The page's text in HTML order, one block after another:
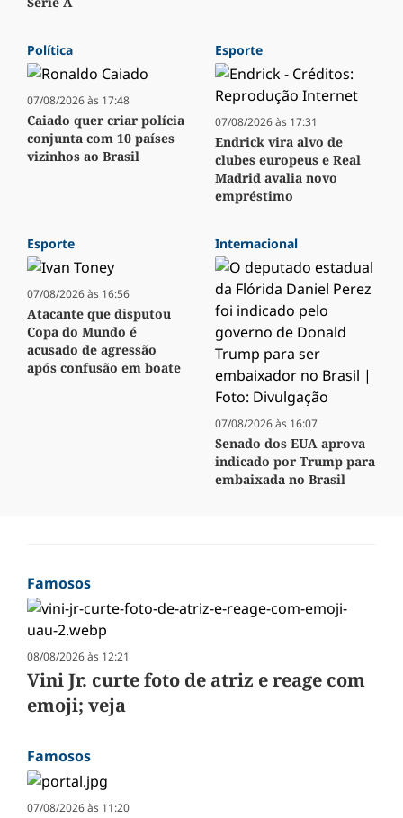
Política
07/08/2026 às 17:48
Caiado quer criar polícia
conjunta com 10 países
vizinhos ao Brasil
Esporte
07/08/2026 às 17:31
Endrick vira alvo de
clubes europeus e Real
Madrid avalia novo
empréstimo
Esporte
07/08/2026 às 16:56
Atacante que disputou
Copa do Mundo é
acusado de agressão
após confusão em boate
Internacional
07/08/2026 às 16:07
Senado dos EUA aprova
indicado por Trump para
embaixada no Brasil
Famosos
08/08/2026 às 12:21
Vini Jr. curte foto de atriz e reage com
emoji; veja
Famosos
07/08/2026 às 11:20